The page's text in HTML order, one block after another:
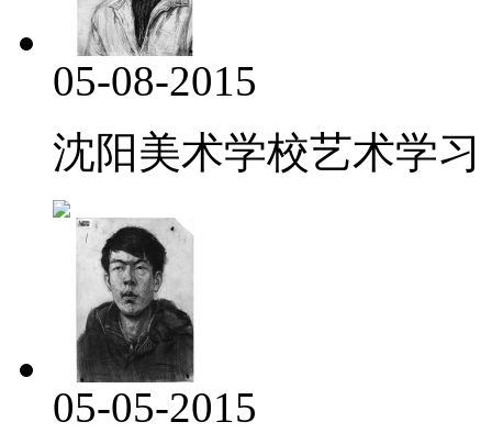
05-08-2015
沈阳美术学校艺术学习
05-05-2015